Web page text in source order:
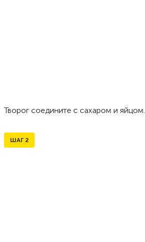
Творог соедините с сахаром и яйцом.
ШАГ 2